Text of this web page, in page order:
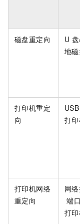
磁盘重定向 U
地
打印机重定
向
USB
打
打印机网络
重定向
网
端
打印